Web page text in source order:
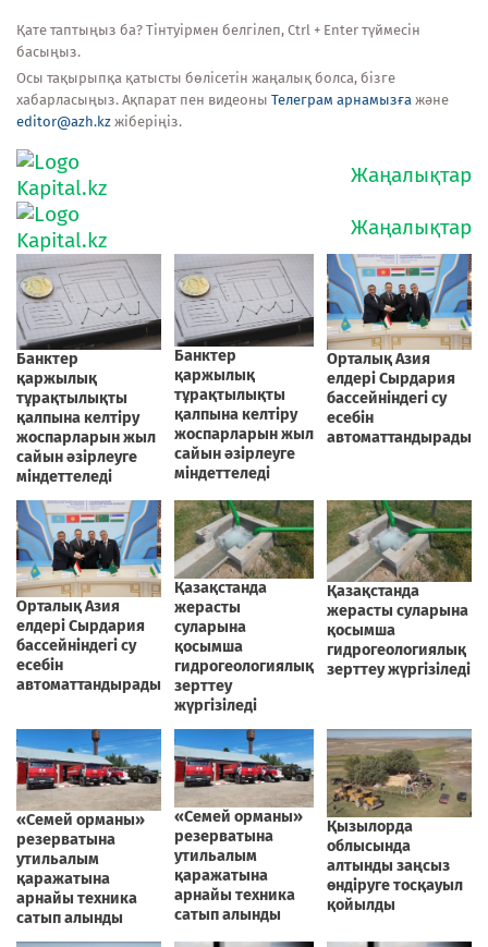
Қате таптыңыз ба? Тінтуірмен белгілеп, Ctrl + Enter түймесін
басыңыз.
Осы тақырыпқа қатысты бөлісетін жаңалық болса, бізге
хабарласыңыз. Ақпарат пен видеоны Телеграм арнамызға және
editor@azh.kz жіберіңіз.